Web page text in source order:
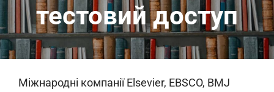
тестовий доступ
Міжнародні компанії Elsevier, EBSCO, BMJ